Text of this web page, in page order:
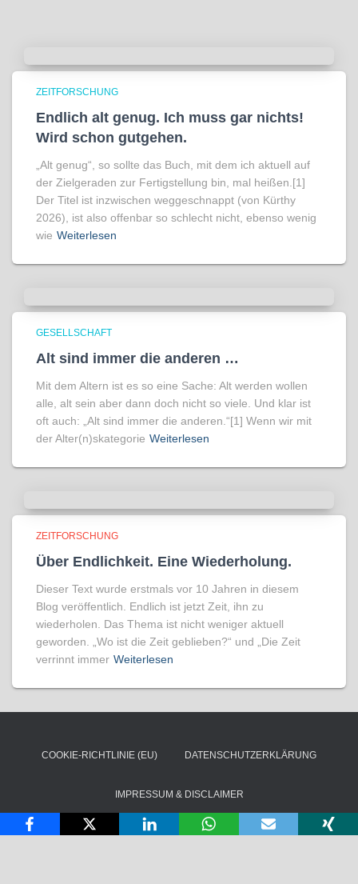
ZEITFORSCHUNG
Endlich alt genug. Ich muss gar nichts!
Wird schon gutgehen.
„Alt genug“, so sollte das Buch, mit dem ich aktuell auf
der Zielgeraden zur Fertigstellung bin, mal heißen.[1]
Der Titel ist inzwischen weggeschnappt (von Kürthy
2026), ist also offenbar so schlecht nicht, ebenso wenig
wie Weiterlesen
GESELLSCHAFT
Alt sind immer die anderen …
Mit dem Altern ist es so eine Sache: Alt werden wollen
alle, alt sein aber dann doch nicht so viele. Und klar ist
oft auch: „Alt sind immer die anderen.“[1] Wenn wir mit
der Alter(n)skategorie Weiterlesen
ZEITFORSCHUNG
Über Endlichkeit. Eine Wiederholung.
Dieser Text wurde erstmals vor 10 Jahren in diesem
Blog veröffentlich. Endlich ist jetzt Zeit, ihn zu
wiederholen. Das Thema ist nicht weniger aktuell
geworden. „Wo ist die Zeit geblieben?“ und „Die Zeit
verrinnt immer Weiterlesen
COOKIE-RICHTLINIE (EU) DATENSCHUTZERKLÄRUNG
IMPRESSUM & DISCLAIMER